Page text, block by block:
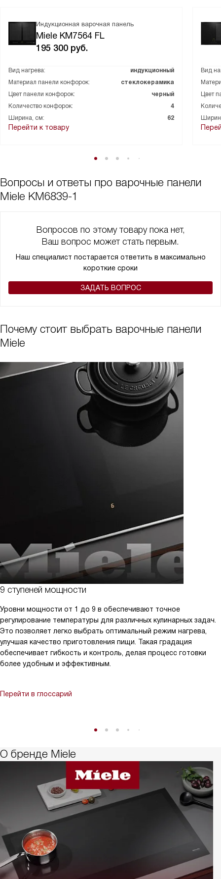
Индукционная варочная панель
Miele KM7564 FL
195 300 руб.
Вид нагрева:
индукционный
Материал панели конфорок:
стеклокерамика
Цвет панели конфорок:
черный
Количество конфорок:
4
Ширина, см:
62
Перейти к товару
Вид
Цвет
Вопросы и ответы про варочные панели
Miele KM6839-1
Вопросов по этому товару пока нет,
Ваш вопрос может стать первым.
Наш специалист постарается ответить в максимально
короткие сроки
ЗАДАТЬ ВОПРОС
Почему стоит выбрать варочные панели
Miele
9 ступеней мощности
Уровни мощности от 1 до 9 в обеспечивают точное
регулирование температуры для различных кулинарных задач.
Это позволяет легко выбрать оптимальный режим нагрева,
улучшая качество приготовления пищи. Такая градация
обеспечивает гибкость и контроль, делая процесс готовки
более удобным и эффективным.
Перейти в глоссарий
О бренде Miele